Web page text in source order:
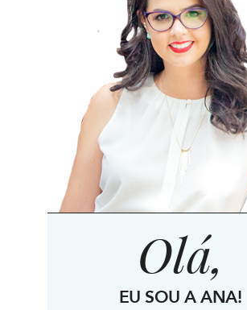
Olá,
EU SOU A ANA!